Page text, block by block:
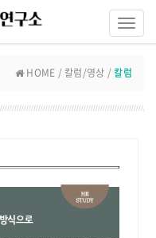
HOME / 칼럼/영상 /칼럼